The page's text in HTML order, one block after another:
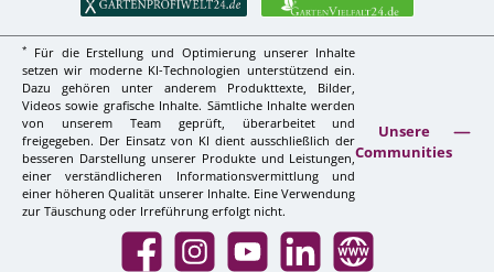
*
Für die Erstellung und Optimierung unserer Inhalte
setzen wir moderne KI-Technologien unterstützend ein.
Dazu gehören unter anderem Produkttexte, Bilder,
Videos sowie grafische Inhalte. Sämtliche Inhalte werden
von unserem Team geprüft, überarbeitet und
freigegeben. Der Einsatz von KI dient ausschließlich der
besseren Darstellung unserer Produkte und Leistungen,
einer verständlicheren Informationsvermittlung und
einer höheren Qualität unserer Inhalte. Eine Verwendung
zur Täuschung oder Irreführung erfolgt nicht.
Unsere
Communities
Facebook InstagramYouTube LinkedIn Website